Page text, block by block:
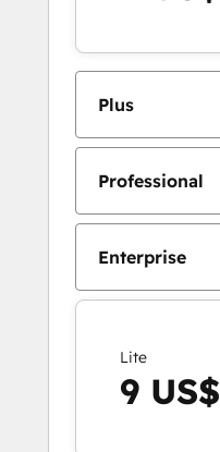
Plus
Professional
Enterprise
Lite
9 US$